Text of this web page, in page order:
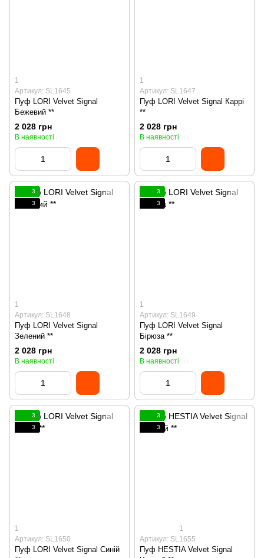
1
Артикул: SL1645
Пуф LORI Velvet Signal
Бежевий **
2 028 грн
В наявності
1
Артикул: SL1647
Пуф LORI Velvet Signal Каррі
**
2 028 грн
В наявності
3
3
1
Артикул: SL1648
Пуф LORI Velvet Signal
Зелений **
2 028 грн
В наявності
3
3
1
Артикул: SL1649
Пуф LORI Velvet Signal
Бірюза **
2 028 грн
В наявності
3
3
1
Артикул: SL1650
Пуф LORI Velvet Signal Синій
3
3
1
Артикул: SL1655
Пуф HESTIA Velvet Signal